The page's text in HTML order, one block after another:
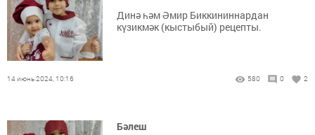
Динә һәм Әмир Биккининнардан
күзикмәк (кыстыбый) рецепты.
14 июнь 2024, 10:16 580 0 2
Бәлеш